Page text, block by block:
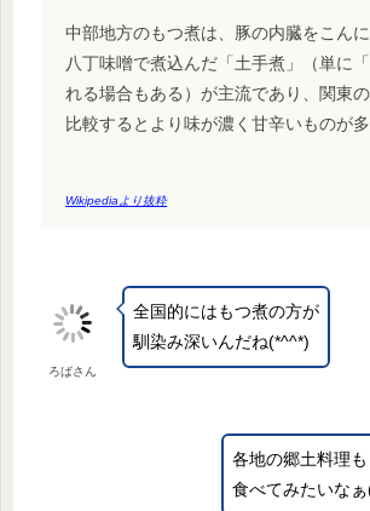
中部地方のもつ煮は、豚の内臓をこん
八丁味噌で煮込んだ「土手煮」（単に
れる場合もある）が主流であり、関東
比較するとより味が濃く甘辛いものが多
Wikipediaより抜粋
ろばさん
全国的にはもつ煮の方が
馴染み深いんだね(*^^*)
各地の郷土料理も
食べてみたいな